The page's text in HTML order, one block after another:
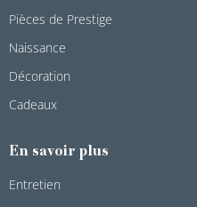
Pièces de Prestige
Naissance
Décoration
Cadeaux
En savoir plus
Entretien